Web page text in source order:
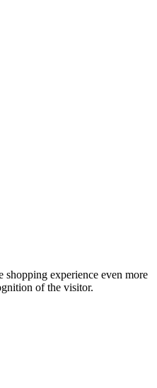
shopping experience even more
of the visitor.